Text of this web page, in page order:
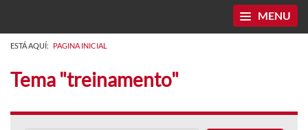
MENU
ESTÁ AQUÍ: PAGINA INICIAL
Tema "treinamento"